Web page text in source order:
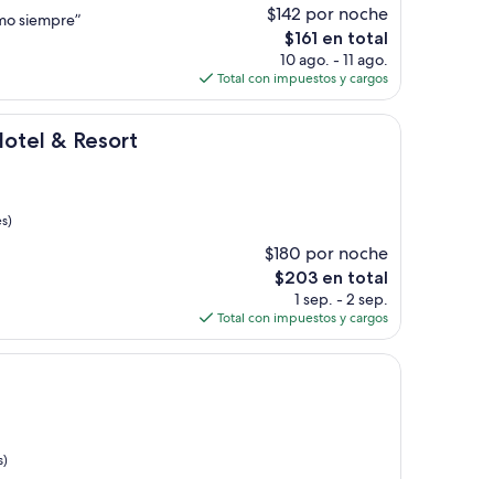
siempre”
$142 por noche
El
precio
actual
es
de
$161 en total
10 ago. - 11 ago.
Total con impuestos y cargos
& Resort
$180 por noche
El
precio
actual
es
de
$203 en total
1 sep. - 2 sep.
Total con impuestos y cargos